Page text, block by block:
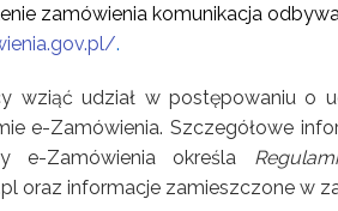
zamówienia komunikacja
.
wziąć udział w postępowaniu o
e-Zamówienia. Szczegółowe
e-Zamówienia określa
oraz informacje zamieszczone w